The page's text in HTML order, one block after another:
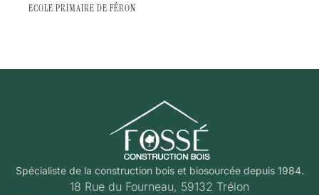
ECOLE PRIMAIRE DE FÉRON
Spécialiste de la construction bois et biosourcée depuis 1984.
18 Rue du Fourneau, 59132 Trélon